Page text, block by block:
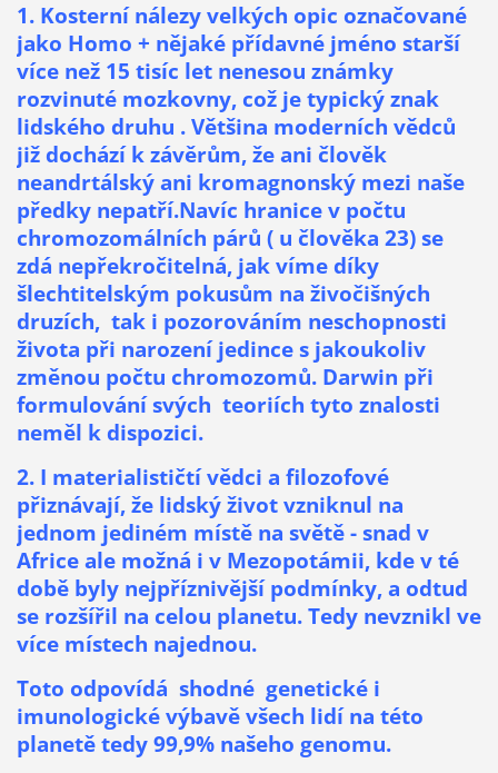
1. Kosterní nálezy velkých opic označované
jako Homo + nějaké přídavné jméno starší
více než 15 tisíc let nenesou známky
rozvinuté mozkovny, což je typický znak
lidského druhu . Většina moderních vědců
již dochází k závěrům, že ani člověk
neandrtálský ani kromagnonský mezi naše
předky nepatří.Navíc hranice v počtu
chromozomálních párů ( u člověka 23) se
zdá nepřekročitelná, jak víme díky
šlechtitelským pokusům na živočišných
druzích, tak i pozorováním neschopnosti
života při narození jedince s jakoukoliv
změnou počtu chromozomů. Darwin při
formulování svých teoriích tyto znalosti
neměl k dispozici.
2. I materialističtí vědci a filozofové
přiznávají, že lidský život vzniknul na
jednom jediném místě na světě - snad v
Africe ale možná i v Mezopotámii, kde v té
době byly nejpříznivější podmínky, a odtud
se rozšířil na celou planetu. Tedy nevznikl ve
více místech najednou.
Toto odpovídá shodné genetické i
imunologické výbavě všech lidí na této
planetě tedy 99,9% našeho genomu.